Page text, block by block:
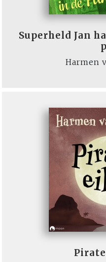
Superheld Jan
Harmen